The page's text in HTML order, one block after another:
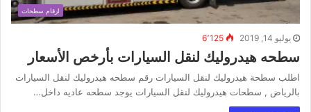
ارقام سطحات
يوليو 14, 2019 6٬125
سطحه هيدروليك لنقل السيارات بأرخص الأسعار
اطلب سطحة هيدروليك لنقل السيارات رقم سطحه هيدروليك لنقل السيارات
بالرياض , سطحات هيدروليك لنقل السيارات يوجد سطحه عاديه داخل…